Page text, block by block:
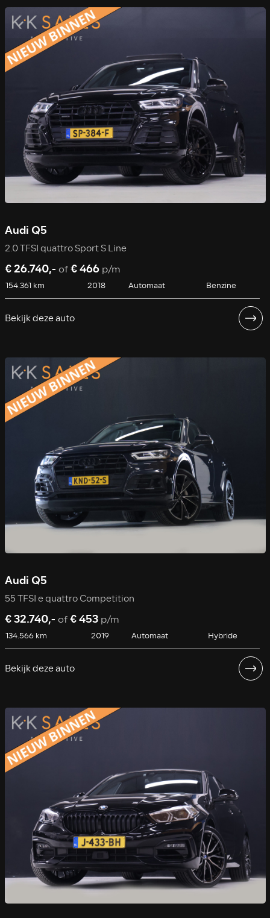
Audi Q5
2.0 TFSI quattro Sport S Line
€ 26.740,- of€ 466 p/m
154.361 km 2018 Automaat Benzine
Bekijk deze auto
Audi Q5
55 TFSI e quattro Competition
€ 32.740,- of€ 453 p/m
134.566 km 2019 Automaat Hybride
Bekijk deze auto